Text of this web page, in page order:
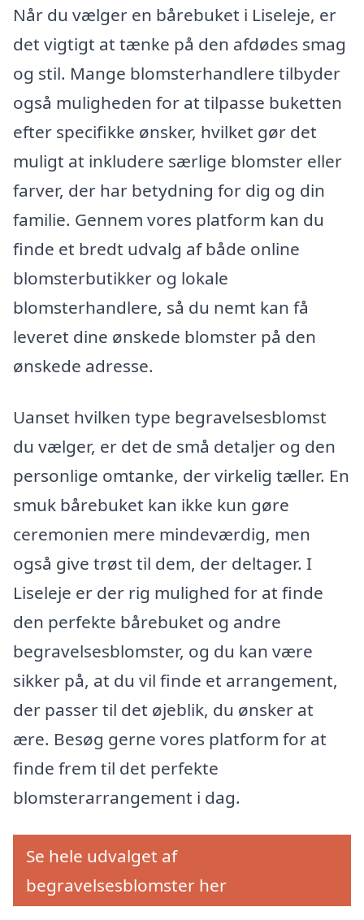
Når du vælger en bårebuket i Liseleje, er
det vigtigt at tænke på den afdødes smag
og stil. Mange blomsterhandlere tilbyder
også muligheden for at tilpasse buketten
efter specifikke ønsker, hvilket gør det
muligt at inkludere særlige blomster eller
farver, der har betydning for dig og din
familie. Gennem vores platform kan du
finde et bredt udvalg af både online
blomsterbutikker og lokale
blomsterhandlere, så du nemt kan få
leveret dine ønskede blomster på den
ønskede adresse.
Uanset hvilken type begravelsesblomst
du vælger, er det de små detaljer og den
personlige omtanke, der virkelig tæller. En
smuk bårebuket kan ikke kun gøre
ceremonien mere mindeværdig, men
også give trøst til dem, der deltager. I
Liseleje er der rig mulighed for at finde
den perfekte bårebuket og andre
begravelsesblomster, og du kan være
sikker på, at du vil finde et arrangement,
der passer til det øjeblik, du ønsker at
ære. Besøg gerne vores platform for at
finde frem til det perfekte
blomsterarrangement i dag.
Se hele udvalget af
begravelsesblomster her